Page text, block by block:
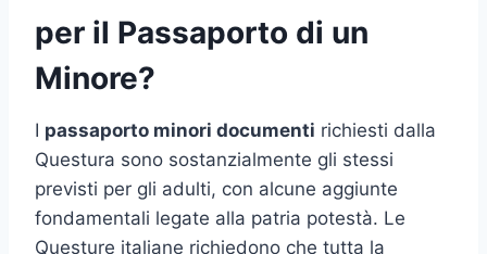
per il Passaporto di un
Minore?
I passaporto minori documenti richiesti dalla
Questura sono sostanzialmente gli stessi
previsti per gli adulti, con alcune aggiunte
fondamentali legate alla patria potestà. Le
Questure italiane richiedono che tutta la